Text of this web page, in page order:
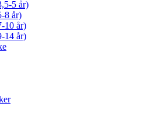
5 år)
8 år)
10 år)
14 år)